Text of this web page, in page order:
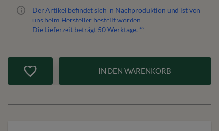
Der Artikel befindet sich in Nachproduktion und ist von
uns beim Hersteller bestellt worden.
Die Lieferzeit beträgt 50Werktage. *²
IN DEN WARENKORB